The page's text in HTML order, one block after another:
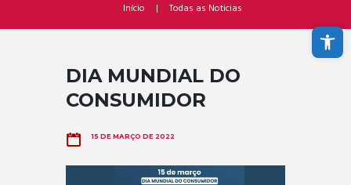
Abrir a barra de ferramentas
Início Todas as Noticias
DIA MUNDIAL DO
CONSUMIDOR
15 DE MARÇO DE 2022